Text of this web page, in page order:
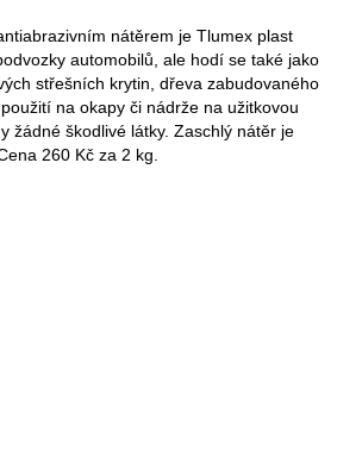
nátěrem je Tlumex plast
automobilů, ale hodí se také jako
střešních krytin, dřeva zabudovaného
na okapy či nádrže na užitkovou
žádné škodlivé látky. Zaschlý nátěr je
260 Kč za 2 kg.